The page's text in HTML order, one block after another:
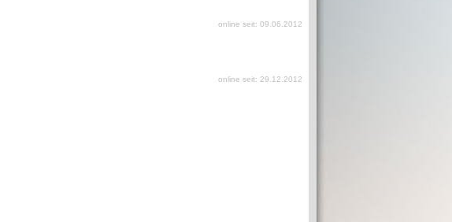
online seit: 09.06.2012
online seit: 29.12.2012